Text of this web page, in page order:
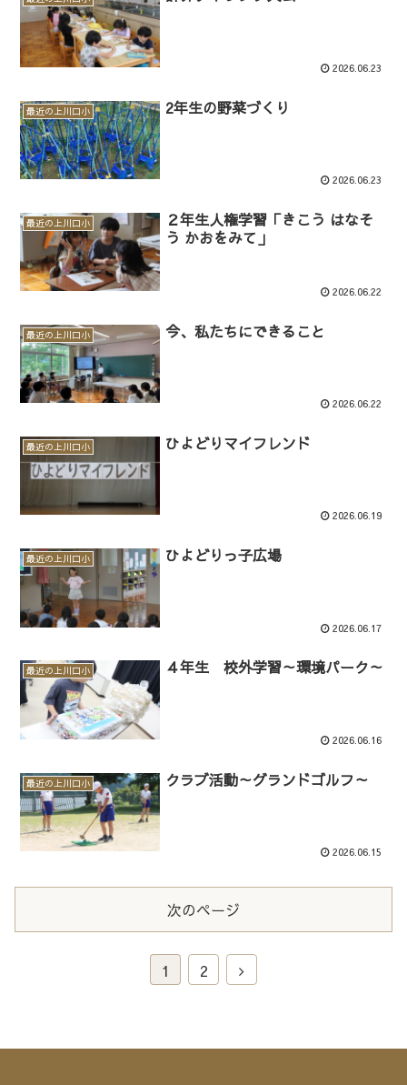
2026.06.23
最近の上川口小 2年生の野菜づくり
2026.06.23
最近の上川口小
２年生人権学習「きこう はなそ
う かおをみて」
2026.06.22
最近の上川口小 今、私たちにできること
2026.06.22
最近の上川口小 ひよどりマイフレンド
2026.06.19
最近の上川口小 ひよどりっ子広場
2026.06.17
最近の上川口小 ４年生 校外学習～環境パーク～
2026.06.16
最近の上川口小 クラブ活動～グランドゴルフ～
2026.06.15
次のページ
1 2